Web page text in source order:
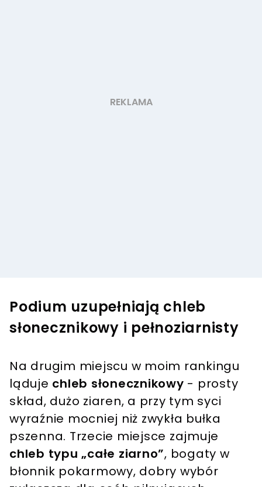
Podium uzupełniają chleb
słonecznikowy i pełnoziarnisty
Na drugim miejscu w moim rankingu
ląduje chleb słonecznikowy - prosty
skład, dużo ziaren, a przy tym syci
wyraźnie mocniej niż zwykła bułka
pszenna. Trzecie miejsce zajmuje
chleb typu „całe ziarno”, bogaty w
błonnik pokarmowy, dobry wybór